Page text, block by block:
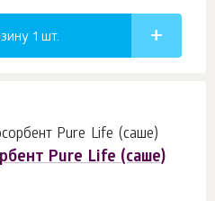
1 шт.
Pure Life (саше)